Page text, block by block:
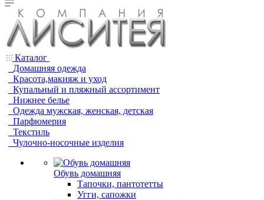
Каталог
Домашняя одежда
Красота,макияж и уход
Купальный и пляжный ассортимент
Нижнее белье
Одежда мужская, женская, детская
Парфюмерия
Текстиль
Чулочно-носочные изделия
Обувь домашняя
Тапочки, пантотетты
Угги, сапожки